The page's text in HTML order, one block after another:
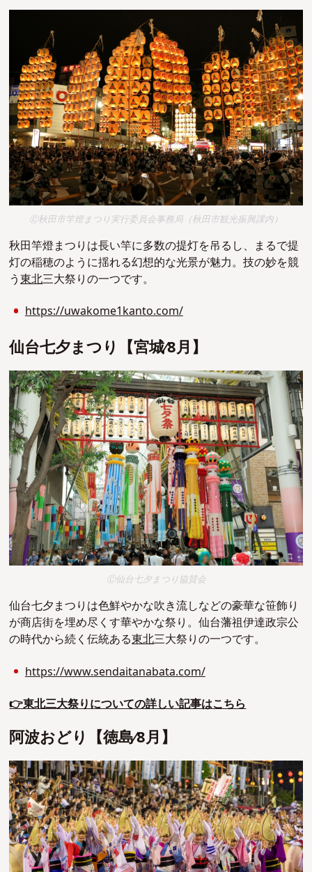
Ⓒ秋田市竿燈まつり実行委員会事務局（秋田市観光振興課内）
秋⽥竿燈まつりは長い竿に多数の提灯を吊るし、まるで提
灯の稲穂のように揺れる幻想的な光景が魅力。技の妙を競
う東北三大祭りの一つです。
https://uwakome1kanto.com/
仙台七夕まつり【宮城∕8⽉】
Ⓒ仙台七夕まつり協賛会
仙台七夕まつりは色鮮やかな吹き流しなどの豪華な笹飾り
が商店街を埋め尽くす華やかな祭り。仙台藩祖伊達政宗公
の時代から続く伝統ある東北三大祭りの一つです。
https://www.sendaitanabata.com/
👉東北三大祭りについての詳しい記事はこちら
阿波おどり【徳島∕8⽉】